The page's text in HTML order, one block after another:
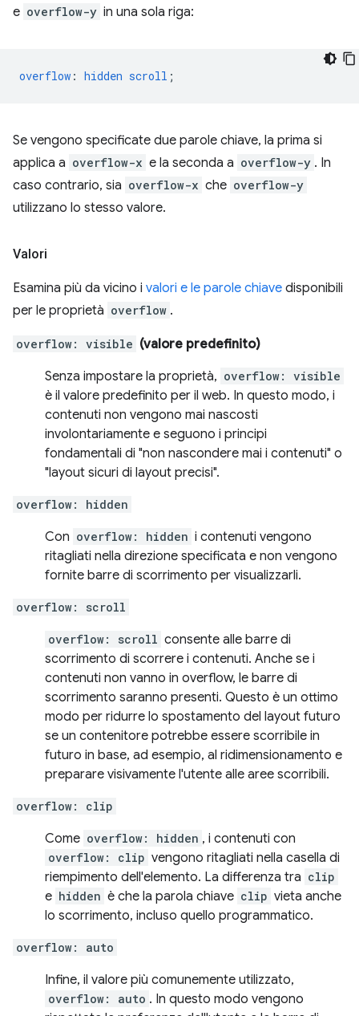
e overflow-y in una sola riga:
overflow : hidden scroll ;
Se vengono specificate due parole chiave, la prima si
applica a overflow-x e la seconda a overflow-y . In
caso contrario, sia overflow-x che overflow-y
utilizzano lo stesso valore.
Valori
Esamina più da vicino i valori e le parole chiave disponibili
per le proprietà overflow .
overflow: visible (valore predefinito)
Senza impostare la proprietà, overflow: visible
è il valore predefinito per il web. In questo modo, i
contenuti non vengono mai nascosti
involontariamente e seguono i principi
fondamentali di "non nascondere mai i contenuti" o
"layout sicuri di layout precisi".
overflow: hidden
Con overflow: hidden i contenuti vengono
ritagliati nella direzione specificata e non vengono
fornite barre di scorrimento per visualizzarli.
overflow: scroll
overflow: scroll consente alle barre di
scorrimento di scorrere i contenuti. Anche se i
contenuti non vanno in overflow, le barre di
scorrimento saranno presenti. Questo è un ottimo
modo per ridurre lo spostamento del layout futuro
se un contenitore potrebbe essere scorribile in
futuro in base, ad esempio, al ridimensionamento e
preparare visivamente l'utente alle aree scorribili.
overflow: clip
Come overflow: hidden , i contenuti con
overflow: clip vengono ritagliati nella casella di
riempimento dell'elemento. La differenza tra clip
e hidden è che la parola chiave clip vieta anche
lo scorrimento, incluso quello programmatico.
overflow: auto
Infine, il valore più comunemente utilizzato,
overflow: auto . In questo modo vengono